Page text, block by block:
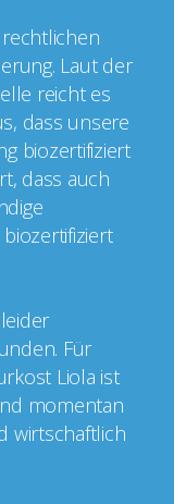
Laut der
reicht es
dass unsere
biozertifiziert
dass auch
Für
Liola ist
momentan
wirtschaftlich